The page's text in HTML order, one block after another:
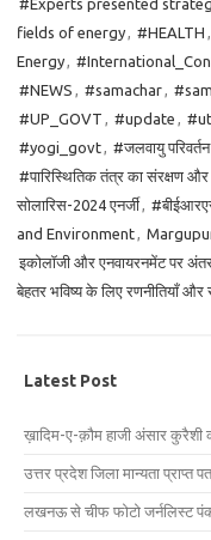
#Experts presented
fields of energy, #HEALTH ,
Energy,
#NEWS , #samachar,
#UP_GOVT , #update ,
#yogi_govt, #जलवायु
#पारिस्थितिक तंत्र का संरक्षण और
सोलारिस-2024 एनर्जी,
and Environment,
इकोलॉजी और एनवायरनमेंट पर
बेहतर भविष्य के लिए रणनीतियाँ और
Latest Post
ख़ादिम-ए-क़ौम हाजी अंसार कुरैशी
उत्तर प्रदेश जिला मान्यता प्राप्त
लखनऊ से चीफ फोटो जर्नलिस्ट